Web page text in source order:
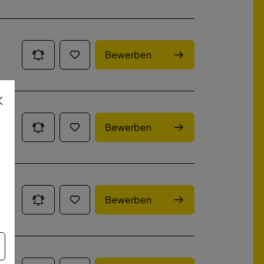
Bewerben
Bewerben
Bewerben